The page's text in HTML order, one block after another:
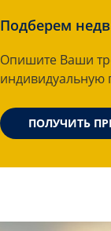
Подберем
Опишите Ваши
индивидуальную
ПОЛУЧИТЬ